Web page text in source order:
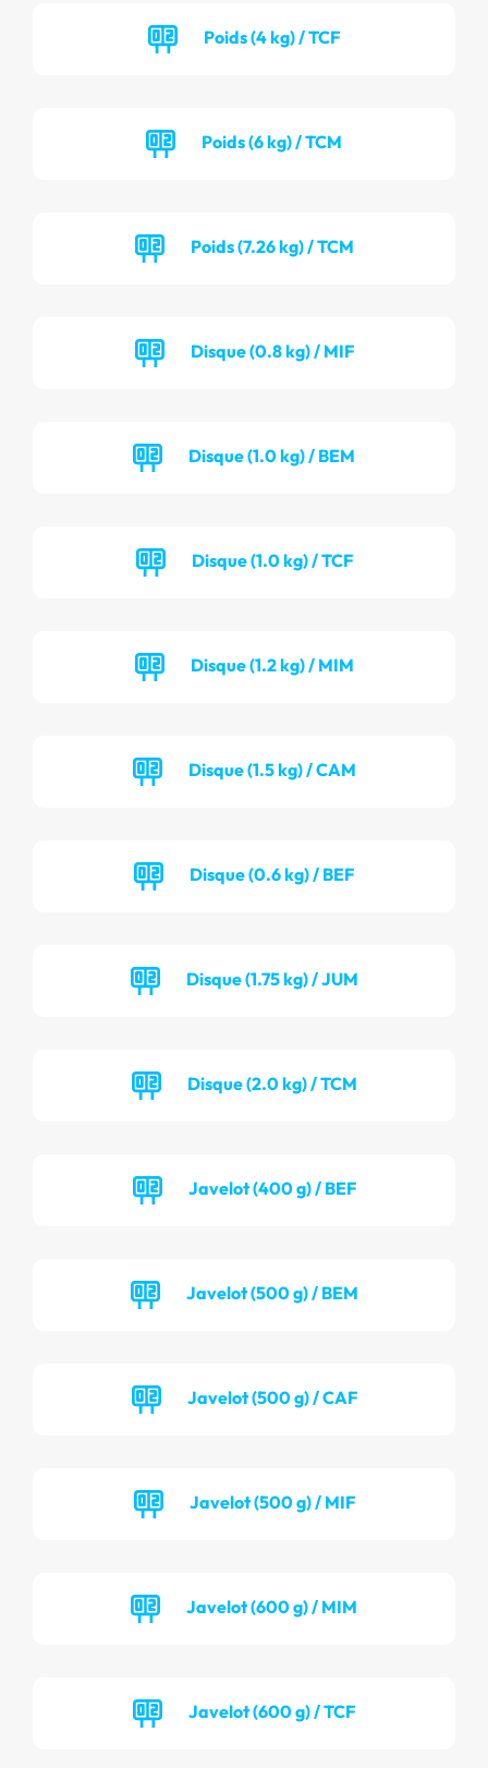
Poids (4 kg) / TCF
Poids (6 kg) / TCM
Poids (7.26 kg) / TCM
Disque (0.8 kg) / MIF
Disque (1.0 kg) / BEM
Disque (1.0 kg) / TCF
Disque (1.2 kg) / MIM
Disque (1.5 kg) / CAM
Disque (0.6 kg) / BEF
Disque (1.75 kg) / JUM
Disque (2.0 kg) / TCM
Javelot (400 g) / BEF
Javelot (500 g) / BEM
Javelot (500 g) / CAF
Javelot (500 g) / MIF
Javelot (600 g) / MIM
Javelot (600 g) / TCF